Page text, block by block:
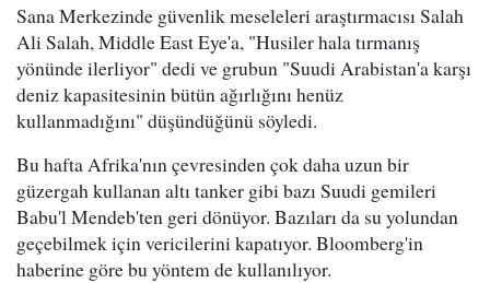
Sana Merkezinde güvenlik meseleleri araştırmacısı Salah
Ali Salah, Middle East Eye'a, "Husiler hala tırmanış
yönünde ilerliyor" dedi ve grubun "Suudi Arabistan'a karşı
deniz kapasitesinin bütün ağırlığını henüz
kullanmadığını" düşündüğünü söyledi.
Bu hafta Afrika'nın çevresinden çok daha uzun bir
güzergah kullanan altı tanker gibi bazı Suudi gemileri
Babu'l Mendeb'ten geri dönüyor. Bazıları da su yolundan
geçebilmek için vericilerini kapatıyor. Bloomberg'in
haberine göre bu yöntem de kullanılıyor.